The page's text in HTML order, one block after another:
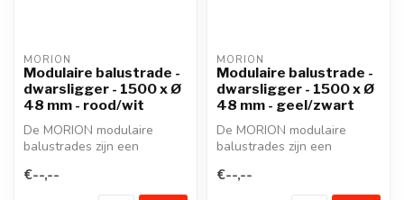
MORION
Modulaire balustrade -
dwarsligger - 1500 x Ø
48 mm - rood/wit
De MORION modulaire
balustrades zijn een
een modulai...
€--,--
MORION
Modulaire balustrade -
dwarsligger - 1500 x Ø
48 mm - geel/zwart
De MORION modulaire
balustrades zijn een
een modulai...
€--,--